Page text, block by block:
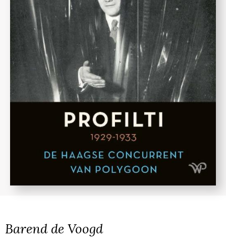
Barend de Voogd